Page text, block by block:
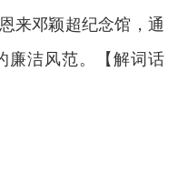
来邓颖超纪念馆，通
廉洁风范。【解词话